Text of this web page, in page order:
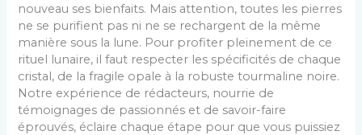
nouveau ses bienfaits. Mais attention, toutes les pierres
ne se purifient pas ni ne se rechargent de la même
manière sous la lune. Pour profiter pleinement de ce
rituel lunaire, il faut respecter les spécificités de chaque
cristal, de la fragile opale à la robuste tourmaline noire.
Notre expérience de rédacteurs, nourrie de
témoignages de passionnés et de savoir-faire
éprouvés, éclaire chaque étape pour que vous puissiez